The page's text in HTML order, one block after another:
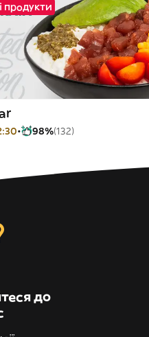
продукти
98%(132)
до